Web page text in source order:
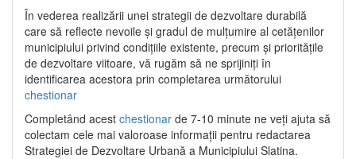
În vederea realizării unei strategii de dezvoltare durabilă
care să reflecte nevoile și gradul de mulțumire al cetățenilor
municipiului privind condițiile existente, precum și prioritățile
de dezvoltare viitoare, vă rugăm să ne sprijiniți în
identificarea acestora prin completarea următorului
chestionar
Completând acest chestionar de 7-10 minute ne veți ajuta să
colectam cele mai valoroase informații pentru redactarea
Strategiei de Dezvoltare Urbană a Municipiului Slatina.